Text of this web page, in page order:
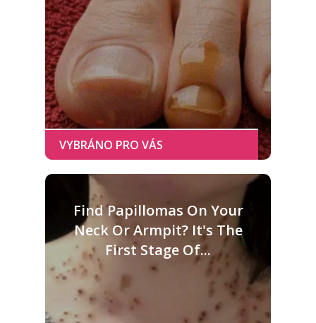
Find Papillomas On Your
Neck Or Armpit? It's The
First Stage Of...